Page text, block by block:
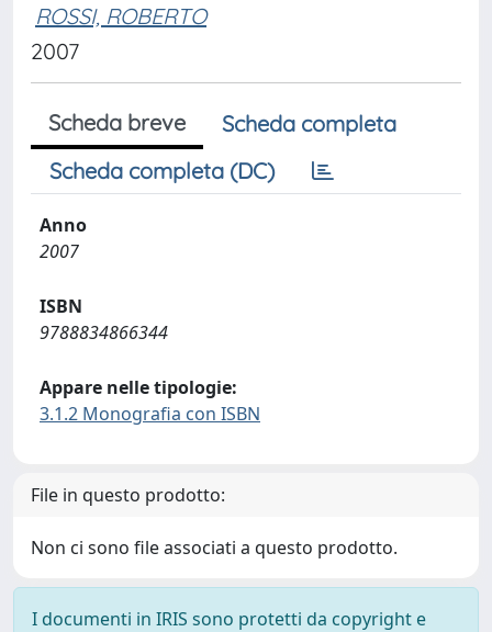
ROSSI, ROBERTO
2007
Scheda breve
Scheda completa
Scheda completa (DC)
Anno
2007
ISBN
9788834866344
Appare nelle tipologie:
3.1.2 Monografia con ISBN
File in questo prodotto:
Non ci sono file associati a questo prodotto.
I documenti in IRIS sono protetti da copyright e